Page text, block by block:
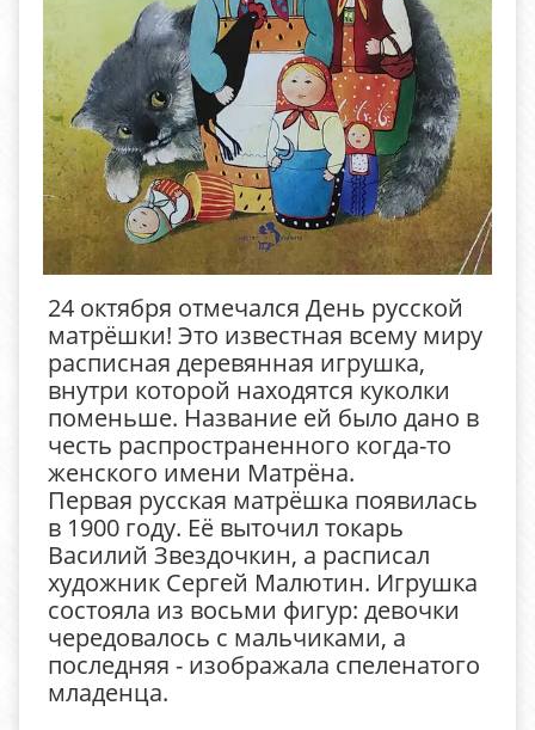
24 октября отмечался День русской
матрёшки! Это известная всему миру
расписная деревянная игрушка,
внутри которой находятся куколки
поменьше. Название ей было дано в
честь распространенного когда-то
женского имени Матрёна.
Первая русская матрёшка появилась
в 1900 году. Её выточил токарь
Василий Звездочкин, а расписал
художник Сергей Малютин. Игрушка
состояла из восьми фигур: девочки
чередовалось с мальчиками, а
последняя - изображала спеленатого
младенца.